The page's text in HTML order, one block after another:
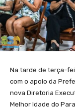
Na tarde de terça-
com o apoio da
nova Diretoria
Melhor Idade do